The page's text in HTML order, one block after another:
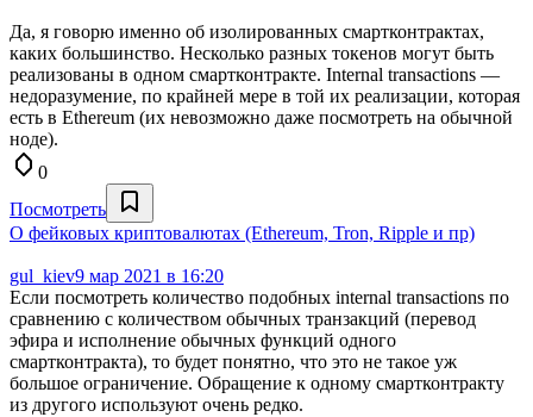
Да, я говорю именно об изолированных смартконтрактах,
каких большинство. Несколько разных токенов могут быть
реализованы в одном смартконтракте. Internal transactions —
недоразумение, по крайней мере в той их реализации, которая
есть в Ethereum (их невозможно даже посмотреть на обычной
ноде).
0
Посмотреть
О фейковых криптовалютах (Ethereum, Tron, Ripple и пр)
gul_kiev9 мар 2021 в 16:20
Если посмотреть количество подобных internal transactions по
сравнению с количеством обычных транзакций (перевод
эфира и исполнение обычных функций одного
смартконтракта), то будет понятно, что это не такое уж
большое ограничение. Обращение к одному смартконтракту
из другого используют очень редко.